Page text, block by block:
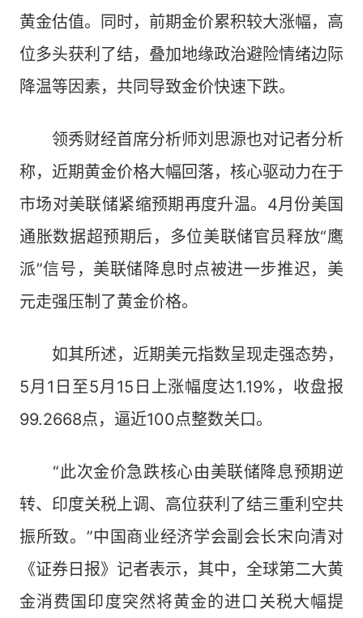
黄金估值。同时，前期金价累积较大涨幅，高
位多头获利了结，叠加地缘政治避险情绪边际
降温等因素，共同导致金价快速下跌。
领秀财经首席分析师刘思源也对记者分析
称，近期黄金价格大幅回落，核心驱动力在于
市场对美联储紧缩预期再度升温。4月份美国
通胀数据超预期后，多位美联储官员释放“鹰
派”信号，美联储降息时点被进一步推迟，美
元走强压制了黄金价格。
如其所述，近期美元指数呈现走强态势，
5月1日至5月15日上涨幅度达1.19%，收盘报
99.2668点，逼近100点整数关口。
“此次金价急跌核心由美联储降息预期逆
转、印度关税上调、高位获利了结三重利空共
振所致。”中国商业经济学会副会长宋向清对
《证券日报》记者表示，其中，全球第二大黄
金消费国印度突然将黄金的进口关税大幅提